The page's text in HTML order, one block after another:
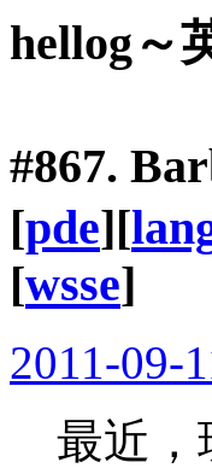
hellog～
#867.
[pde][
[wsse]
2011-09-
最近，